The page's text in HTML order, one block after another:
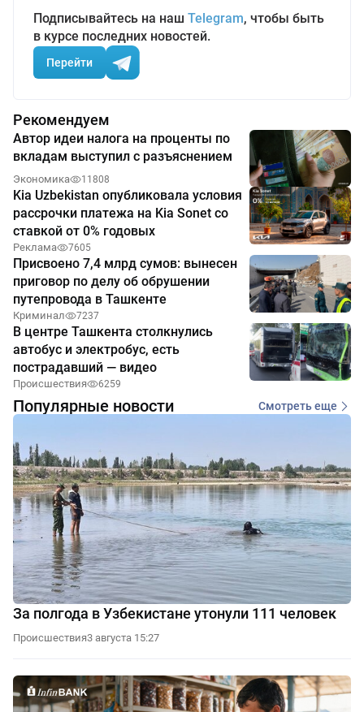
Подписывайтесь на наш Telegram, чтобы быть
в курсе последних новостей.
Перейти
Рекомендуем
Автор идеи налога на проценты по
вкладам выступил с разъяснением
Экономика 11808
Kia Uzbekistan опубликовала условия
рассрочки платежа на Kia Sonet со
ставкой от 0% годовых
Реклама 7605
Присвоено 7,4 млрд сумов: вынесен
приговор по делу об обрушении
путепровода в Ташкенте
Криминал 7237
В центре Ташкента столкнулись
автобус и электробус, есть
пострадавший — видео
Происшествия 6259
Популярные новости Смотреть еще
За полгода в Узбекистане утонули 111 человек
Происшествия3 августа 15:27